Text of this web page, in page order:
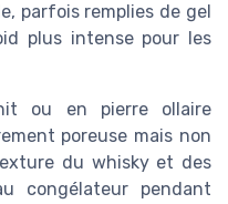
parfois remplies de gel
plus intense pour les
ou en pierre ollaire
poreuse mais non
du whisky et des
congélateur pendant